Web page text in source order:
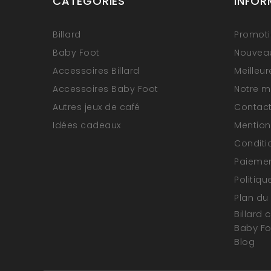
Billard
Baby Foot
Accessoires Billard
Accessoires Baby Foot
Autres jeux de café
Idées cadeaux
Notre
Plan du
Billard
Baby
Blog